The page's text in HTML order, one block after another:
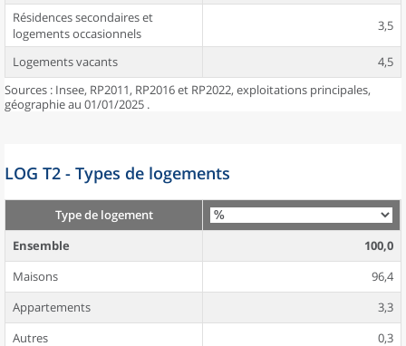
Résidences secondaires et
logements occasionnels
3,5
Logements vacants
4,5
Sources : Insee, RP2011, RP2016 et RP2022, exploitations principales,
géographie au 01/01/2025 .
LOG T2 - Types de logements
Type de logement
Ensemble
100,0
Maisons
96,4
Appartements
3,3
Autres
0,3